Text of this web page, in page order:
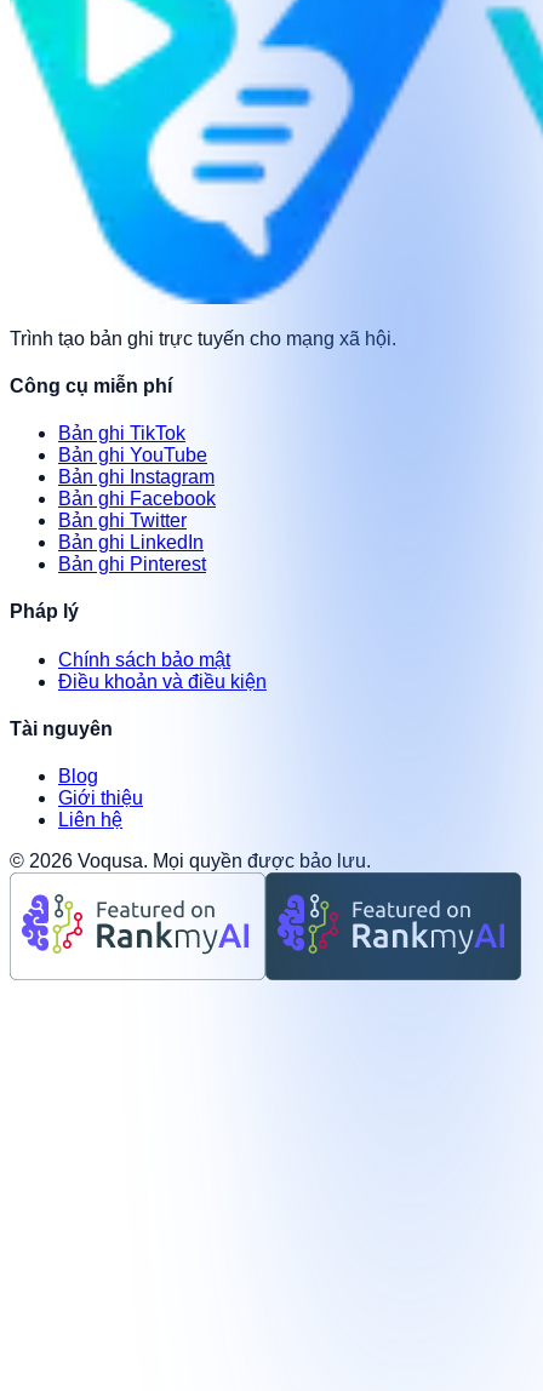
Trình tạo bản ghi trực tuyến cho mạng xã hội.
Công cụ miễn phí
Bản ghi TikTok
Bản ghi YouTube
Bản ghi Instagram
Bản ghi Facebook
Bản ghi Twitter
Bản ghi LinkedIn
Bản ghi Pinterest
Pháp lý
Chính sách bảo mật
Điều khoản và điều kiện
Tài nguyên
Blog
Giới thiệu
Liên hệ
© 2026 Voqusa. Mọi quyền được bảo lưu.